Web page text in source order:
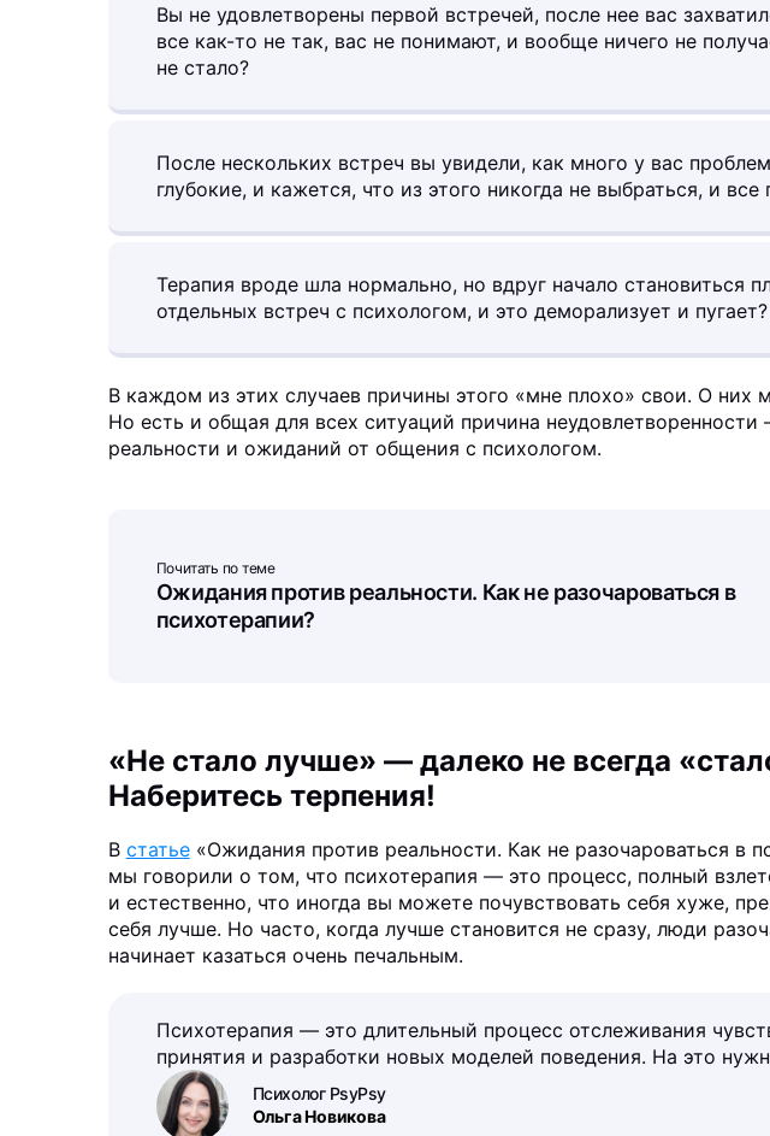
Вы не удовлетворены первой встречей, после нее вас
все как-то не так, вас не понимают, и вообще ничего не
не стало?
После нескольких встреч вы увидели, как много у вас
глубокие, и кажется, что из этого никогда не выбраться, и все
Терапия вроде шла нормально, но вдруг начало становиться
отдельных встреч с психологом, и это деморализует и пугает?
В каждом из этих случаев причины этого «мне плохо» свои. О них
Но есть и общая для всех ситуаций причина неудовлетворенности
реальности и ожиданий от общения с психологом.
Почитать по теме
Ожидания против реальности. Как не разочароваться в
психотерапии?
«Не стало лучше» — далеко не всегда
Наберитесь терпения!
В статье«Ожидания против реальности. Как не разочароваться в
мы говорили о том, что психотерапия — это процесс, полный
и естественно, что иногда вы можете почувствовать себя хуже,
себя лучше. Но часто, когда лучше становится не сразу, люди
начинает казаться очень печальным.
Психотерапия — это длительный процесс отслеживания
принятия и разработки новых моделей поведения. На это
Ольга Новикова
Психолог PsyPsy